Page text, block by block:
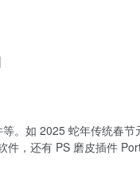
。如 2025 蛇年传统春
，还有 PS 磨皮插件